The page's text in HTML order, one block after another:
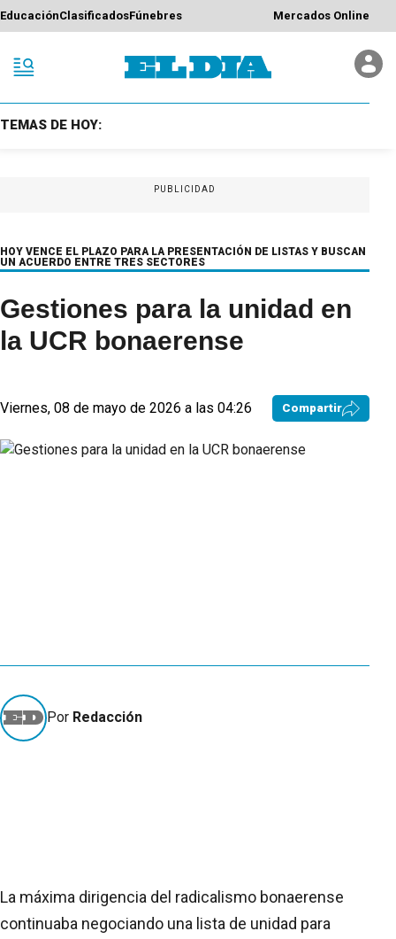
EducaciónClasificadosFúnebres Mercados Online
TEMAS DE HOY:
PUBLICIDAD
HOY VENCE EL PLAZO PARA LA PRESENTACIÓN DE LISTAS Y BUSCAN
UN ACUERDO ENTRE TRES SECTORES
Gestiones para la unidad en
la UCR bonaerense
Viernes, 08 de mayo de 2026 a las 04:26 Compartir
Por Redacción
La máxima dirigencia del radicalismo bonaerense
continuaba negociando una lista de unidad para